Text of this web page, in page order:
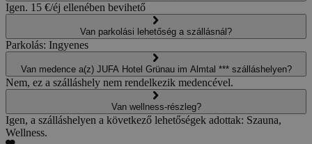
Igen. 15 €/éj ellenében bevihető
Van parkolási lehetőség a szállásnál?
Parkolás: Ingyenes
Van medence a(z) JUFA Hotel Grünau im Almtal *** szálláshelyen?
Nem, ez a szálláshely nem rendelkezik medencével.
Van wellness-részleg?
Igen, a szálláshelyen a következő lehetőségek adottak: Szauna,
Wellness.